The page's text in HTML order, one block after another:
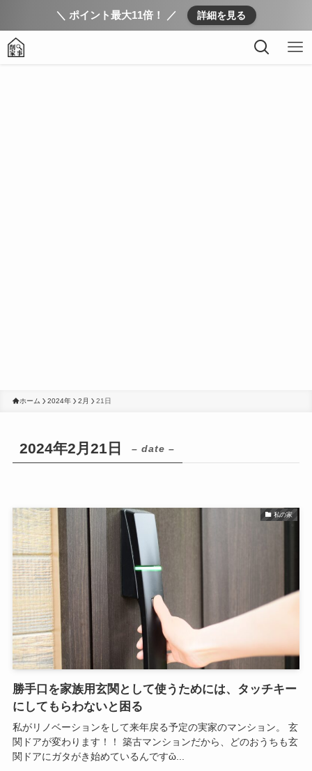
＼ ポイント最大11倍！ ／ 詳細を見る
ホーム 2024年 2月 21日
2024年2月21日 – date –
私の家
勝手口を家族用玄関として使うためには、タッチキー
にしてもらわないと困る
私がリノベーションをして来年戻る予定の実家のマンション。 玄
関ドアが変わります！！ 築古マンションだから、どのおうちも玄
関ドアにガタがき始めているんですὢ...